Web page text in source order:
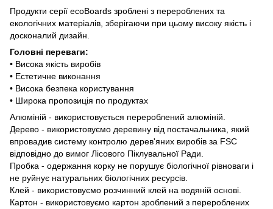
Продукти серії ecoBoards зроблені з перероблених та
екологічних матеріалів, зберігаючи при цьому високу якість і
досконалий дизайн.
Головні переваги:
• Висока якість виробів
• Естетичне виконання
• Висока безпека користування
• Широка пропозиція по продуктах
Алюміній - використовується перероблений алюміній.
Дерево - використовуємо деревину від постачальника, який
впровадив систему контролю дерев'яних виробів за FSC
відповідно до вимог Лісового Піклувальної Ради.
Пробка - одержання корку не порушує біологічної рівноваги і
не руйнує натуральних біологічних ресурсів.
Клей - використовуємо розчинний клей на водяній основі.
Картон - використовуємо картон зроблений з перероблених